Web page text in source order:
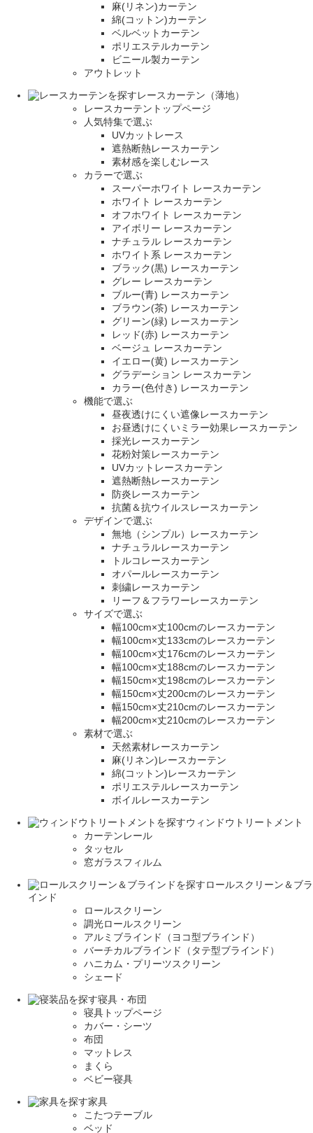
麻(リネン)カーテン
綿(コットン)カーテン
ベルベットカーテン
ポリエステルカーテン
ビニール製カーテン
アウトレット
レースカーテン（薄地）
レースカーテントップページ
人気特集で選ぶ
UVカットレース
遮熱断熱レースカーテン
素材感を楽しむレース
カラーで選ぶ
スーパーホワイト レースカーテン
ホワイト レースカーテン
オフホワイト レースカーテン
アイボリー レースカーテン
ナチュラル レースカーテン
ホワイト系 レースカーテン
ブラック(黒) レースカーテン
グレー レースカーテン
ブルー(青) レースカーテン
ブラウン(茶) レースカーテン
グリーン(緑) レースカーテン
レッド(赤) レースカーテン
ベージュ レースカーテン
イエロー(黄) レースカーテン
グラデーション レースカーテン
カラー(色付き) レースカーテン
機能で選ぶ
昼夜透けにくい遮像レースカーテン
お昼透けにくいミラー効果レースカーテン
採光レースカーテン
花粉対策レースカーテン
UVカットレースカーテン
遮熱断熱レースカーテン
防炎レースカーテン
抗菌＆抗ウイルスレースカーテン
デザインで選ぶ
無地（シンプル）レースカーテン
ナチュラルレースカーテン
トルコレースカーテン
オパールレースカーテン
刺繍レースカーテン
リーフ＆フラワーレースカーテン
サイズで選ぶ
幅100cm×丈100cmのレースカーテン
幅100cm×丈133cmのレースカーテン
幅100cm×丈176cmのレースカーテン
幅100cm×丈188cmのレースカーテン
幅150cm×丈198cmのレースカーテン
幅150cm×丈200cmのレースカーテン
幅150cm×丈210cmのレースカーテン
幅200cm×丈210cmのレースカーテン
素材で選ぶ
天然素材レースカーテン
麻(リネン)レースカーテン
綿(コットン)レースカーテン
ポリエステルレースカーテン
ボイルレースカーテン
ウィンドウトリートメント
カーテンレール
タッセル
窓ガラスフィルム
ロールスクリーン＆ブラ
インド
ロールスクリーン
調光ロールスクリーン
アルミブラインド（ヨコ型ブラインド）
バーチカルブラインド（タテ型ブラインド）
ハニカム・プリーツスクリーン
シェード
寝具・布団
寝具トップページ
カバー・シーツ
布団
マットレス
まくら
ベビー寝具
家具
こたつテーブル
ベッド